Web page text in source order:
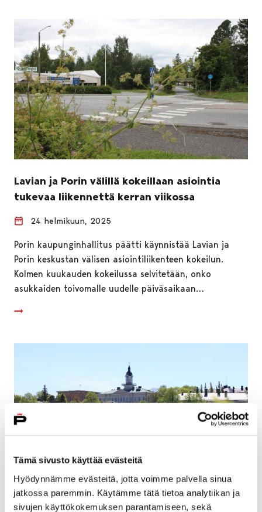
Tämä sivusto käyttää evästeitä
Hyödynnämme evästeitä, jotta voimme palvella sinua
jatkossa paremmin. Käytämme tätä tietoa analytiikan ja
sivujen käyttökokemuksen parantamiseen, sekä
Lavian ja Porin välillä kokeillaan asiointia
tukevaa liikennettä kerran viikossa
24 helmikuun, 2025
Porin kaupunginhallitus päätti käynnistää Lavian ja
Porin keskustan välisen asiointiliikenteen kokeilun.
Kolmen kuukauden kokeilussa selvitetään, onko
asukkaiden toivomalle uudelle päiväsaikaan…
Porin kaupungin kesätoiminta lapsille